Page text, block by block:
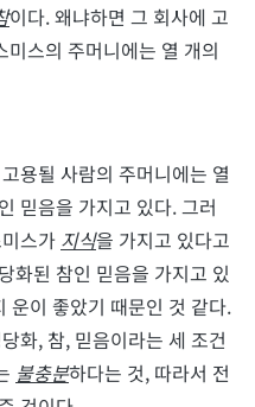
이다. 왜냐하면 그 회사에 고
스의 주머니에는 열 개의
용될 사람의 주머니에는 열
믿음을 가지고 있다. 그러
스가 지식을 가지고 있다고
화된 참인 믿음을 가지고 있
운이 좋았기 때문인 것 같다.
화, 참, 믿음이라는 세 조건
불충분하다는 것, 따라서 전